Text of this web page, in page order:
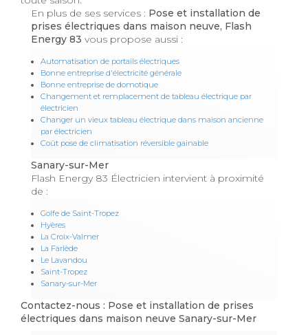
En plus de ses services : Pose et installation de
prises électriques dans maison neuve, Flash
Energy 83 vous propose aussi :
Automatisation de portails électriques
Bonne entreprise d'électricité générale
Bonne entreprise de domotique
Changement et remplacement de tableau électrique par
électricien
Changer un vieux tableau électrique dans maison ancienne
par électricien
Coût pose de climatisation réversible gainable
Sanary-sur-Mer
Flash Energy 83 Électricien intervient à proximité
de :
Golfe de Saint-Tropez
Hyères
La Croix-Valmer
La Farlède
Le Lavandou
Saint-Tropez
Sanary-sur-Mer
Contactez-nous : Pose et installation de prises
électriques dans maison neuve Sanary-sur-Mer